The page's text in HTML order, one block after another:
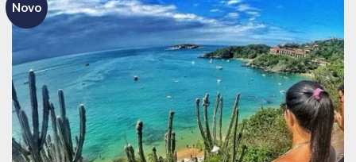
Novo
Adicionar
aos meus
desejos